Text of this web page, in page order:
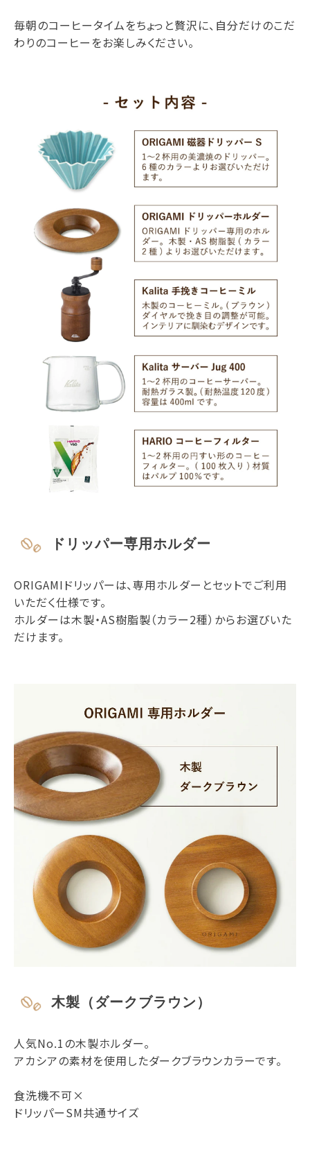
毎朝のコーヒータイムをちょっと贅沢に、自分だけのこだ
わりのコーヒーをお楽しみください。
ドリッパー専用ホルダー
ORIGAMIドリッパーは、専用ホルダーとセットでご利用
いただく仕様です。
ホルダーは木製・AS樹脂製（カラー2種）からお選びいた
だけます。
木製（ダークブラウン）
人気No.1の木製ホルダー。
アカシアの素材を使用したダークブラウンカラーです。
食洗機不可×
ドリッパーSM共通サイズ